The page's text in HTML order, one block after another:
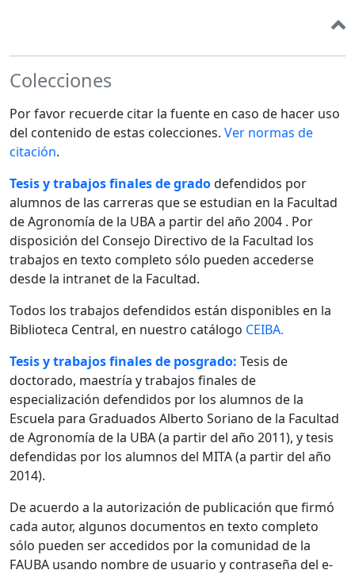
Colecciones
Por favor recuerde citar la fuente en caso de hacer uso
del contenido de estas colecciones. Ver normas de
citación.
Tesis y trabajos finales de gradodefendidos por
alumnos de las carreras que se estudian en la Facultad
de Agronomía de la UBA a partir del año 2004 . Por
disposición del Consejo Directivo de la Facultad los
trabajos en texto completo sólo pueden accederse
desde la intranet de la Facultad.
Todos los trabajos defendidos están disponibles en la
Biblioteca Central, en nuestro catálogo CEIBA.
Tesis y trabajos finales de posgrado: Tesis de
doctorado, maestría y trabajos finales de
especialización defendidos por los alumnos de la
Escuela para Graduados Alberto Soriano de la Facultad
de Agronomía de la UBA (a partir del año 2011), y tesis
defendidas por los alumnos del MITA (a partir del año
2014).
De acuerdo a la autorización de publicación que firmó
cada autor, algunos documentos en texto completo
sólo pueden ser accedidos por la comunidad de la
FAUBA usando nombre de usuario y contraseña del e-